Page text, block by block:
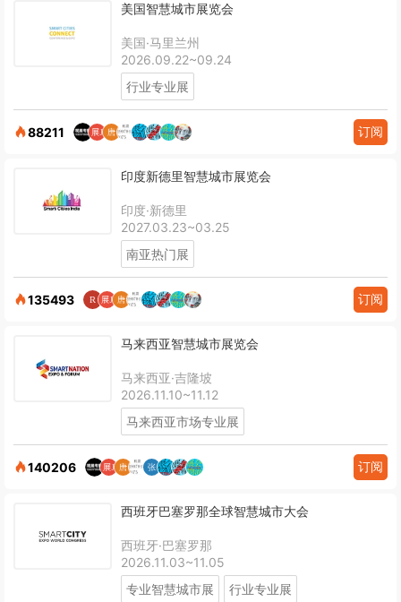
美国智慧城市展览会
美国·马里兰州
2026.09.22~09.24
行业专业展
88211 订阅
印度新德里智慧城市展览会
印度·新德里
2027.03.23~03.25
南亚热门展
135493 订阅
马来西亚智慧城市展览会
马来西亚·吉隆坡
2026.11.10~11.12
马来西亚市场专业展
140206 订阅
西班牙巴塞罗那全球智慧城市大会
西班牙·巴塞罗那
2026.11.03~11.05
专业智慧城市展
行业专业展